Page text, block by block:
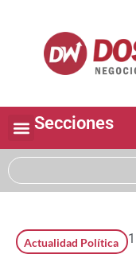
Secciones
Actualidad Política